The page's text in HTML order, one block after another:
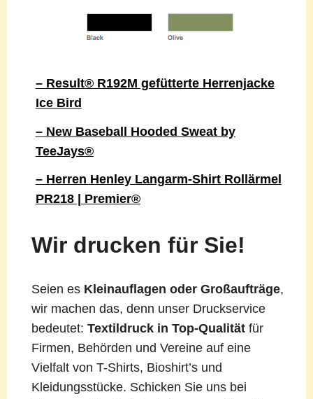
– Result® R192M gefütterte Herrenjacke
Ice Bird
– New Baseball Hooded Sweat by
TeeJays®
– Herren Henley Langarm-Shirt Rollärmel
PR218 | Premier®
Wir drucken für Sie!
Seien es Kleinauflagen oder Großaufträge,
wir machen das, denn unser Druckservice
bedeutet: Textildruck in Top-Qualitätfür
Firmen, Behörden und Vereine auf eine
Vielfalt von T-Shirts, Bioshirt’s und
Kleidungsstücke. Schicken Sie uns bei